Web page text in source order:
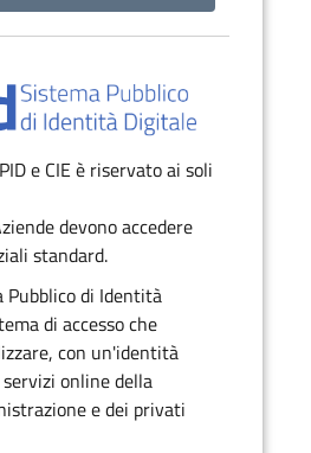
e CIE è riservato ai soli
devono accedere
standard.
Pubblico di Identità
di accesso che
con un'identità
online della
e dei privati